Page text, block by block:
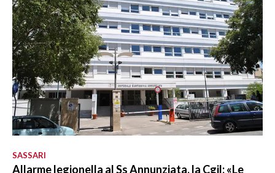
SASSARI
Allarme legionella al Ss Annunziata, la Cgil: «Le